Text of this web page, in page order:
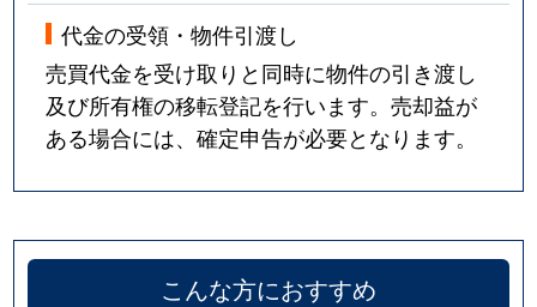
代金の受領・物件引渡し
売買代金を受け取りと同時に物件の引き渡し
及び所有権の移転登記を行います。売却益が
ある場合には、確定申告が必要となります。
こんな方におすすめ